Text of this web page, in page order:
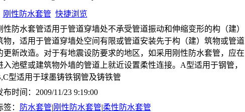
刚性防水套管 快捷浏览
性防水套管适用于管道穿墙处不承受管道振动和伸缩变形的构（建）
物，适用于管道穿墙处空间有限或管道安装先于构（建）筑物或管道
更新改造。对于有地震设防要求的地区，如采用刚性防水套管，应在
入池壁或建筑物外墙的管道上就近设置柔性连接。A型适用于钢管，
型适用于球墨铸铁钢管及铸铁管
布时间：2009/11/23 9:19:00
签：
防水套管|刚性防水套管|柔性防水套管